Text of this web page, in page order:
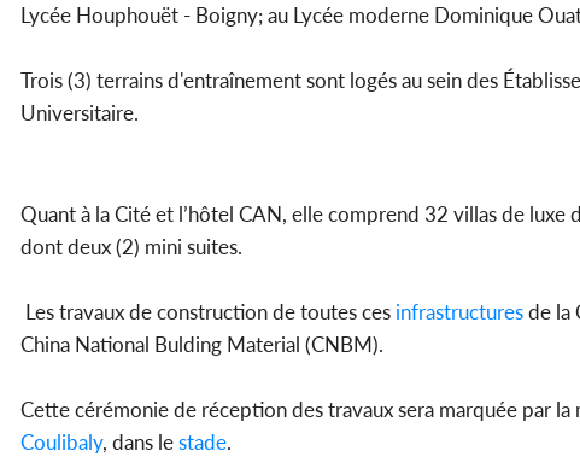
Lycée Houphouët - Boigny; au Lycée moderne Dominique
Trois (3) terrains d'entraînement sont logés au sein des
Universitaire.
Quant à la Cité et l’hôtel CAN, elle comprend 32 villas de luxe
dont deux (2) mini suites.
Les travaux de construction de toutes ces infrastructuresde la
China National Bulding Material (CNBM).
Cette cérémonie de réception des travaux sera marquée par
Coulibaly, dans lestade.